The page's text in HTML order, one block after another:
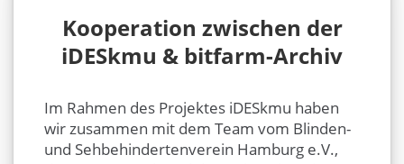
Kooperation zwischen der
iDESkmu & bitfarm-Archiv
Im Rahmen des Projektes iDESkmu haben
wir zusammen mit dem Team vom Blinden-
und Sehbehindertenverein Hamburg e.V.,